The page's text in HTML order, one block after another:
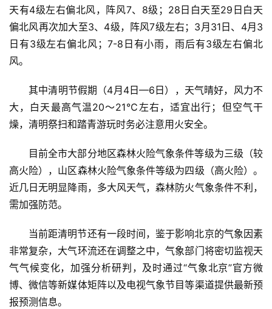
首
页
资
讯
商
业
费
生
活
技
财
经
登录 注册
天有4级左右偏北风，阵风7、8级；28日白天至29日白天
偏北风再次加大至3、4级，阵风7级左右；3月31日、4月3
日有3级左右偏北风；7-8日有小雨，雨后有3级左右偏北
风。
其中清明节假期（4月4日—6日），天气晴好，风力不
大，白天最高气温20～21℃左右，适宜出行；但空气干
燥，清明祭扫和踏青游玩时务必注意用火安全。
目前全市大部分地区森林火险气象条件等级为三级（较
高火险），山区森林火险气象条件等级为四级（高火险）。
近几日无明显降雨，多大风天气，森林防火气象条件不利，
需加强防范。
当前距清明节还有一段时间，鉴于影响北京的气象因素
非常复杂，大气环流还在调整之中，气象部门将密切监视天
气气候变化，加强分析研判，及时通过“气象北京”官方微
博、微信等新媒体矩阵以及电视气象节目等渠道提供最新预
报预测信息。